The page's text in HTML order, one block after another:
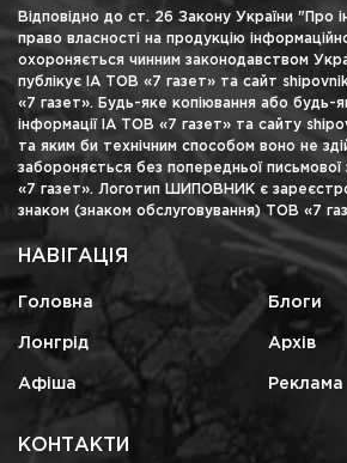
Відповідно до ст. 26 Закону України "Про
право власності на продукцію
охороняється чинним законодавством
публікує ІА ТОВ «7 газет» та сайт
«7 газет». Будь-яке копіювання або будь-
інформації ІА ТОВ «7 газет» та сайту
та яким би технічним способом воно не
забороняється без попередньої
«7 газет». Логотип ШИПОВНИК є
знаком (знаком обслуговування) ТОВ «7
НАВІГАЦІЯ
Головна Блоги
Лонгрід Архів
Афіша Реклама
КОНТАКТИ